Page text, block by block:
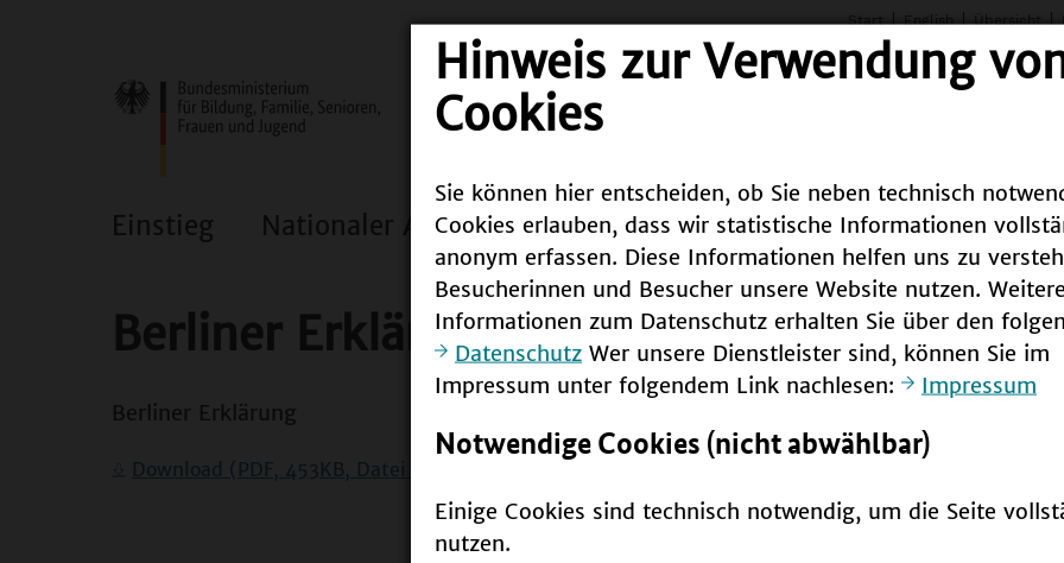
Hinweis zur Verwendung
Cookies
Sie können hier entscheiden, ob Sie neben technisch
Cookies erlauben, dass wir statistische Informationen
anonym erfassen. Diese Informationen helfen uns zu
Besucherinnen und Besucher unsere Website nutzen. Weitere
Informationen zum Datenschutz erhalten Sie über den
Datenschutz Wer unsere Dienstleister sind, können Sie im
Impressum unter folgendem Link nachlesen:
Impressum
Notwendige Cookies (nicht abwählbar)
Einige Cookies sind technisch notwendig, um die Seite
nutzen.
Start English Übersicht
Einstieg Nationaler Aktionsplan Bundesweit Weltweit Infothek
Berliner Erklärung
Berliner Erklärung
Download (PDF, 453KB, Datei ist barrierefrei/barrierearm)